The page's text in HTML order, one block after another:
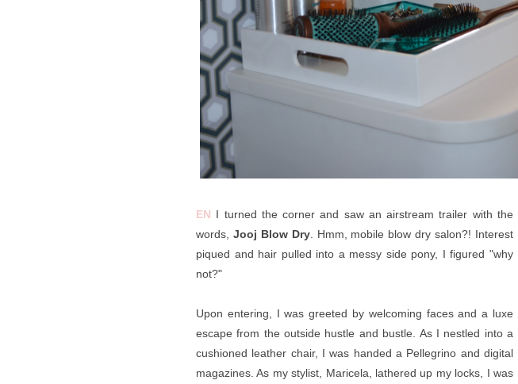
EN I turned the corner and saw an airstream trailer with the
words, Jooj Blow Dry. Hmm, mobile blow dry salon?! Interest
piqued and hair pulled into a messy side pony, I figured "why
not?"
Upon entering, I was greeted by welcoming faces and a luxe
escape from the outside hustle and bustle. As I nestled into a
cushioned leather chair, I was handed a Pellegrino and digital
magazines. As my stylist, Maricela, lathered up my locks, I was